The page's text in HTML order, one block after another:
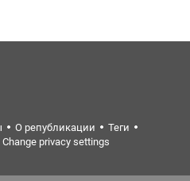
О републикации
Теги
Change privacy settings